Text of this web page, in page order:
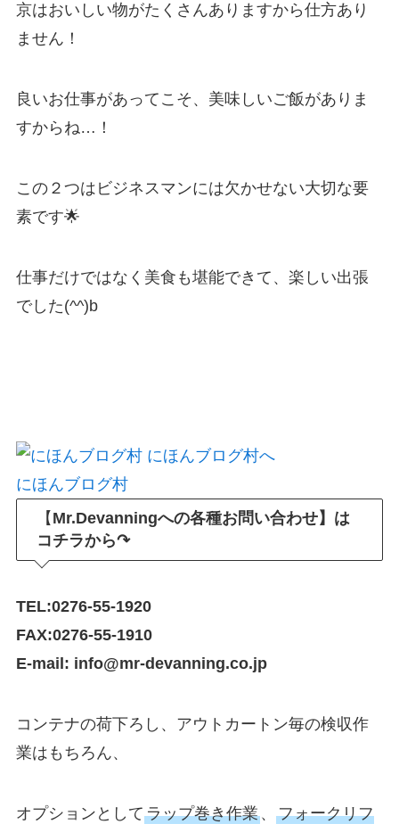
京はおいしい物がたくさんありますから仕方あり
ません！
良いお仕事があってこそ、美味しいご飯がありま
すからね…！
この２つはビジネスマンには欠かせない大切な要
素です🌟
仕事だけではなく美食も堪能できて、楽しい出張
でした(^^)b
にほんブログ村
【 Mr.Devanningへの各種お問い合わせ】は
コチラから↷
TEL:0276-55-1920
FAX:0276-55-1910
E-mail: info@mr-devanning.co.jp
コンテナの荷下ろし、アウトカートン毎の検収作
業はもちろん、
オプションとしてラップ巻き作業、 フォークリフ